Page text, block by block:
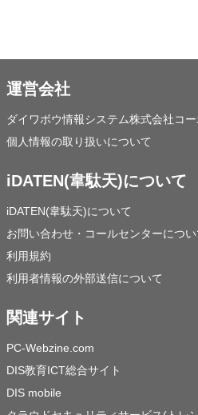
運営会社
ダイワボウ情報システム株式会社コ
個人情報の取り扱いについて
iDATEN(韋駄天)について
iDATEN(韋駄天)について
お問い合わせ・コールセンターについ
利用規約
利用者情報の外部送信について
関連サイト
PC-Webzine.com
DIS教育ICT総合サイト
DIS mobile